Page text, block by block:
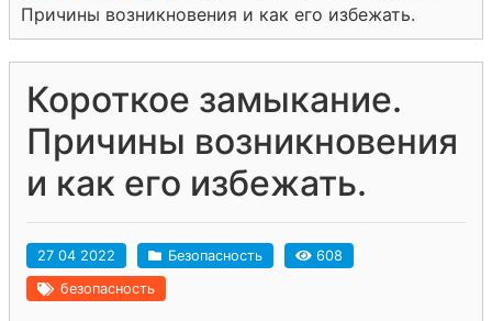
Причины возникновения и как его избежать.
Короткое замыкание.
Причины возникновения
и как его избежать.
27 04 2022 Безопасность
608
безопасность